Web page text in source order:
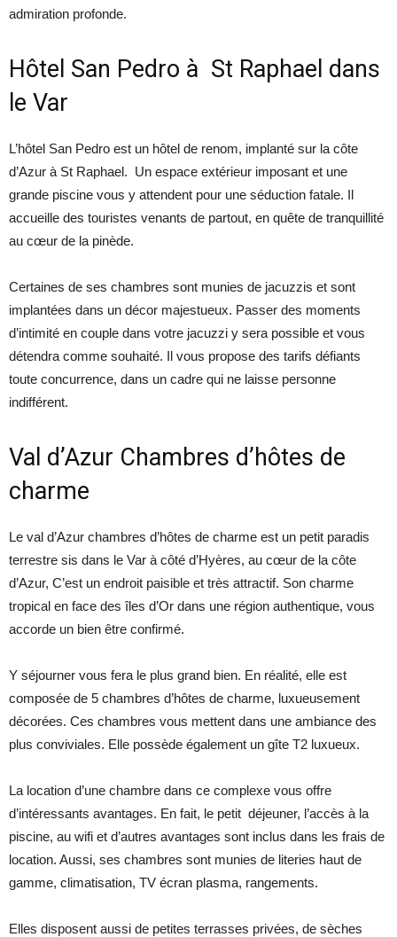
admiration profonde.
Hôtel San Pedro à St Raphael dans
le Var
L’hôtel San Pedro est un hôtel de renom, implanté sur la côte
d’Azur à St Raphael. Un espace extérieur imposant et une
grande piscine vous y attendent pour une séduction fatale. Il
accueille des touristes venants de partout, en quête de tranquillité
au cœur de la pinède.
Certaines de ses chambres sont munies de jacuzzis et sont
implantées dans un décor majestueux. Passer des moments
d’intimité en couple dans votre jacuzzi y sera possible et vous
détendra comme souhaité. Il vous propose des tarifs défiants
toute concurrence, dans un cadre qui ne laisse personne
indifférent.
Val d’Azur Chambres d’hôtes de
charme
Le val d’Azur chambres d’hôtes de charme est un petit paradis
terrestre sis dans le Var à côté d’Hyères, au cœur de la côte
d’Azur, C’est un endroit paisible et très attractif. Son charme
tropical en face des îles d’Or dans une région authentique, vous
accorde un bien être confirmé.
Y séjourner vous fera le plus grand bien. En réalité, elle est
composée de 5 chambres d’hôtes de charme, luxueusement
décorées. Ces chambres vous mettent dans une ambiance des
plus conviviales. Elle possède également un gîte T2 luxueux.
La location d’une chambre dans ce complexe vous offre
d’intéressants avantages. En fait, le petit déjeuner, l’accès à la
piscine, au wifi et d’autres avantages sont inclus dans les frais de
location. Aussi, ses chambres sont munies de literies haut de
gamme, climatisation, TV écran plasma, rangements.
Elles disposent aussi de petites terrasses privées, de sèches